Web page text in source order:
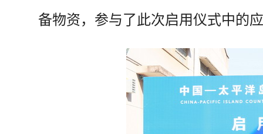
备物资，参与了此次启用仪式中的